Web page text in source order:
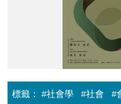
標籤： #社會學 #社會 #